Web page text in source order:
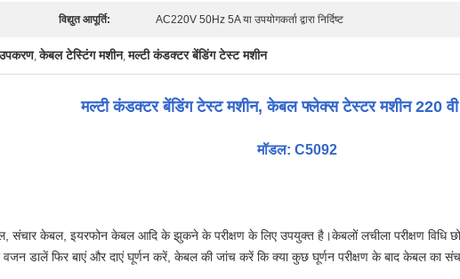
विद्युत आपूर्ति: AC220V 50Hz 5A या उपयोगकर्ता द्वारा निर्दिष्ट
,केबल टेस्टिंग मशीन,मल्टी कंडक्टर बेंडिंग टेस्ट मशीन
मल्टी कंडक्टर बेंडिंग टेस्ट मशीन, केबल फ्लेक्स टेस्टर मशीन 220 वी
मॉडल: C5092
संचार केबल, इयरफोन केबल आदि के झुकने के परीक्षण के लिए उपयुक्त है।केबलों लचीला परीक्षण विधि
डालें फिर बाएं और दाएं घूर्णन करें, केबल की जांच करें कि क्या कुछ घूर्णन परीक्षण के बाद केबल का